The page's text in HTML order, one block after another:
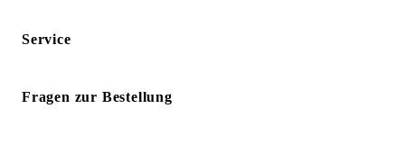
Service
Fragen zur Bestellung